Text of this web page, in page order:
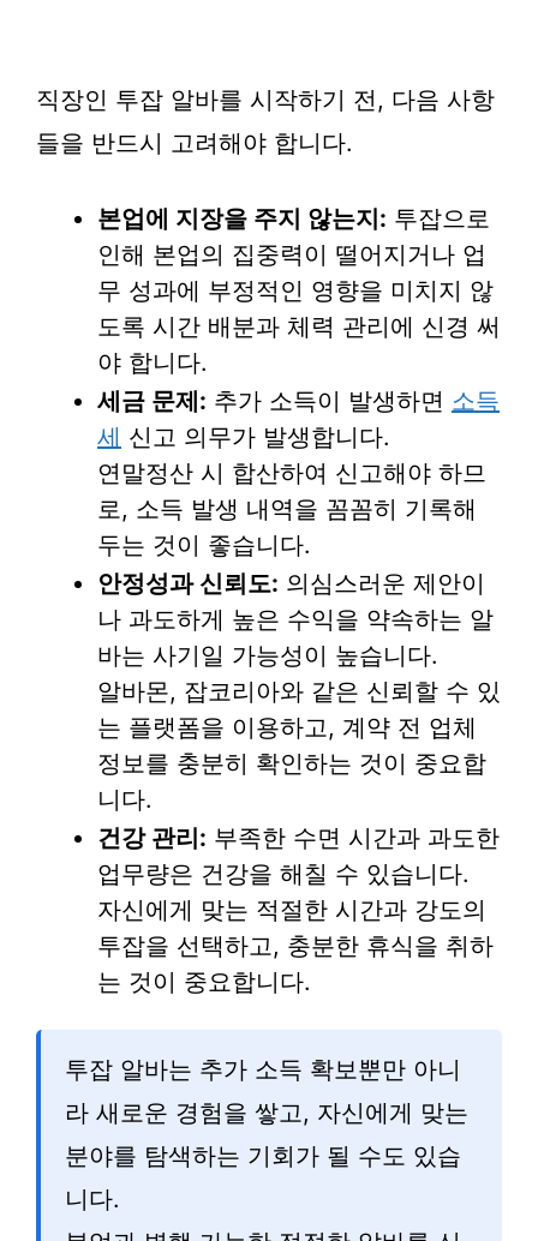
직장인 투잡 알바를 시작하기 전, 다음 사항
들을 반드시 고려해야 합니다.
본업에 지장을 주지 않는지: 투잡으로
인해 본업의 집중력이 떨어지거나 업
무 성과에 부정적인 영향을 미치지 않
도록 시간 배분과 체력 관리에 신경 써
야 합니다.
세금 문제: 추가 소득이 발생하면 소득
세 신고 의무가 발생합니다.
연말정산 시 합산하여 신고해야 하므
로, 소득 발생 내역을 꼼꼼히 기록해
두는 것이 좋습니다.
안정성과 신뢰도: 의심스러운 제안이
나 과도하게 높은 수익을 약속하는 알
바는 사기일 가능성이 높습니다.
알바몬, 잡코리아와 같은 신뢰할 수 있
는 플랫폼을 이용하고, 계약 전 업체
정보를 충분히 확인하는 것이 중요합
니다.
건강 관리: 부족한 수면 시간과 과도한
업무량은 건강을 해칠 수 있습니다.
자신에게 맞는 적절한 시간과 강도의
투잡을 선택하고, 충분한 휴식을 취하
는 것이 중요합니다.
투잡 알바는 추가 소득 확보뿐만 아니
라 새로운 경험을 쌓고, 자신에게 맞는
분야를 탐색하는 기회가 될 수도 있습
니다.